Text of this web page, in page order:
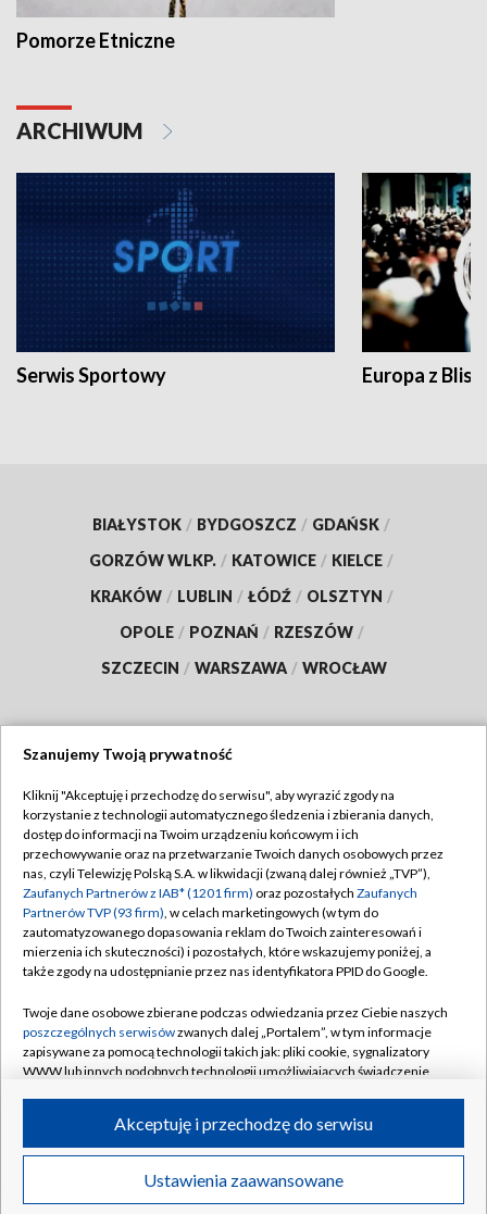
Pomorze Etniczne
ARCHIWUM
Serwis Sportowy Europa z
BIAŁYSTOK / BYDGOSZCZ / GDAŃSK /
GORZÓW WLKP. / KATOWICE / KIELCE /
KRAKÓW / LUBLIN / ŁÓDŹ / OLSZTYN /
OPOLE / POZNAŃ / RZESZÓW /
SZCZECIN / WARSZAWA / WROCŁAW
TVP
Abonament TVP
Emisja w TVP
Centrum informacji TVP
Naziemna Telewizja Cyfrowa
Rada Programowa
System NOS
Informacje o nadawcy
Program dla prasy
Ogłoszenie przetargowe
Regulamin TVP
Polityka prywatności
Moje zgody
Pomoc
Kontakt
Kanały
©2026 Telewizja Polska S.A. w likwidacji
Szanujemy Twoją prywatność
Kliknij "Akceptuję i przechodzę do serwisu", aby wyrazić zgody na
korzystanie z technologii automatycznego śledzenia i zbierania danych,
dostęp do informacji na Twoim urządzeniu końcowym i ich
przechowywanie oraz na przetwarzanie Twoich danych osobowych przez
nas, czyli Telewizję Polską S.A. w likwidacji (zwaną dalej również „TVP”),
Zaufanych Partnerów z IAB* (1201 firm) oraz pozostałych Zaufanych
Partnerów TVP (93 firm), w celach marketingowych (w tym do
zautomatyzowanego dopasowania reklam do Twoich zainteresowań i
mierzenia ich skuteczności) i pozostałych, które wskazujemy poniżej, a
także zgody na udostępnianie przez nas identyfikatora PPID do Google.
Twoje dane osobowe zbierane podczas odwiedzania przez Ciebie naszych
poszczególnych serwisówzwanych dalej „Portalem”, w tym informacje
zapisywane za pomocą technologii takich jak: pliki cookie, sygnalizatory
WWW lub innych podobnych technologii umożliwiających świadczenie
ruchu w Internecie.
Twoje dane osobowe zbierane podczas odwiedzania przez Ciebie
poszczególnych serwisówna Portalu, takie jak adresy IP, identyfikatory
Ustawienia zaawansowane
Akceptuję i przechodzę do serwisu